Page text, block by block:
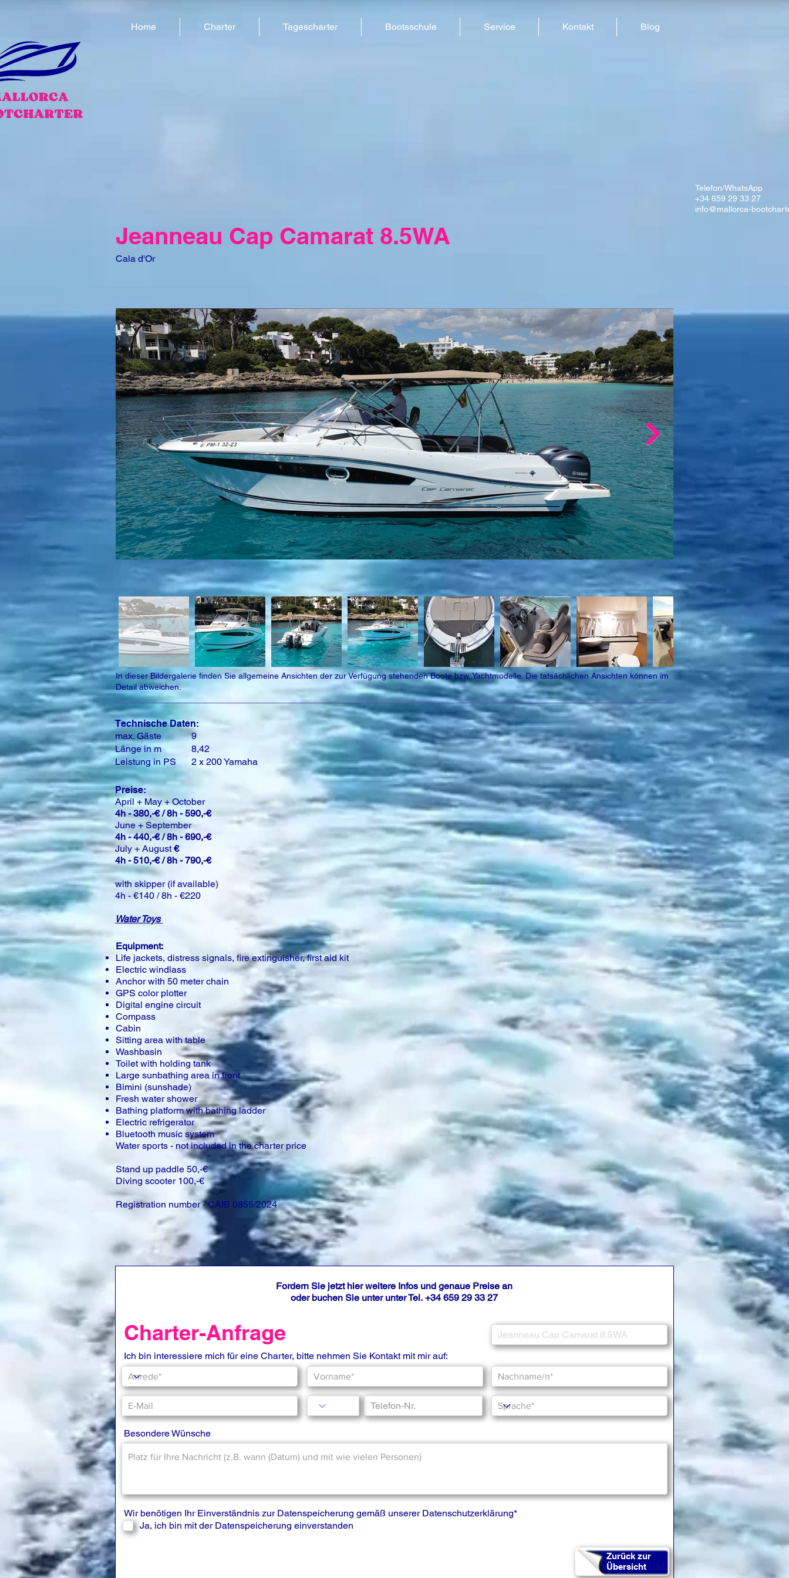
Home Charter Tagescharter Bootsschule Service Kontakt Blog
Jeanneau Cap Camarat 8.5WA
Cala d'Or
In dieser Bildergalerie finden Sie allgemeine Ansichten der zur Verfügung stehenden Boote bzw. Yachtmodelle. Die tatsächlichen Ansichten können im
Detail abweichen.
Technische Daten:
max. Gäste
Länge in m
Leistung in PS
9
8,42
2 x 200 Yamaha
Preise:
April + May + October
4h - 380,-€ / 8h - 590,-€
June + September
4h - 440,-€ / 8h - 690,-€
July + August€
4h - 510,-€ / 8h - 790,-€
with skipper (if available)
4h - €140 / 8h - €220
Water Toys
Equipment:
Life jackets, distress signals, fire extinguisher, first aid kit
Electric windlass
Anchor with 50 meter chain
GPS color plotter
Digital engine circuit
Compass
Cabin
Sitting area with table
Washbasin
Toilet with holding tank
Large sunbathing area in front
Bimini (sunshade)
Fresh water shower
Bathing platform with bathing ladder
Electric refrigerator
Bluetooth music system
Water sports - not included in the charter price
Stand up paddle 50,-€
Diving scooter 100,-€
Registration number - CAIB 0855/2024
Fordern Sie jetzt hier weitere Infos und genaue Preise an
oder buchen Sie unter unter Tel. +34 659 29 33 27
Charter-Anfrage
Ich bin interessiere mich für eine Charter, bitte nehmen Sie Kontakt mit mir auf:
Besondere Wünsche
Wir benötigen Ihr Einverständnis zur Datenspeicherung gemäß unserer Datenschutzerklärung*
Ja, ich bin mit der Datenspeicherung einverstanden
Zurück zur
Übersicht
Telefon/WhatsApp
+34 659 29 33 27
info@mallorca-